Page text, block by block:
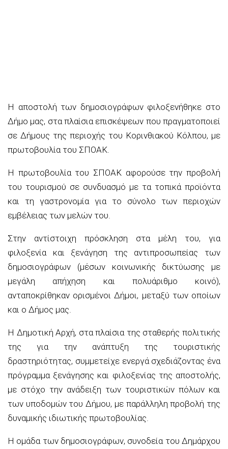
Η αποστολή των δημοσιογράφων φιλοξενήθηκε στο
Δήμο μας, στα πλαίσια επισκέψεων που πραγματοποιεί
σε Δήμους της περιοχής του Κορινθιακού Κόλπου, με
πρωτοβουλία του ΣΠΟΑΚ.
Η πρωτοβουλία του ΣΠΟΑΚ αφορούσε την προβολή
του τουρισμού σε συνδυασμό με τα τοπικά προϊόντα
και τη γαστρονομία για το σύνολο των περιοχών
εμβέλειας των μελών του.
Στην αντίστοιχη πρόσκληση στα μέλη του, για
φιλοξενία και ξενάγηση της αντιπροσωπείας των
δημοσιογράφων (μέσων κοινωνικής δικτύωσης με
μεγάλη απήχηση και πολυάριθμο κοινό),
ανταποκρίθηκαν ορισμένοι Δήμοι, μεταξύ των οποίων
και ο Δήμος μας.
Η Δημοτική Αρχή, στα πλαίσια της σταθερής πολιτικής
της για την ανάπτυξη της τουριστικής
δραστηριότητας, συμμετείχε ενεργά σχεδιάζοντας ένα
πρόγραμμα ξενάγησης και φιλοξενίας της αποστολής,
με στόχο την ανάδειξη των τουριστικών πόλων και
των υποδομών του Δήμου, με παράλληλη προβολή της
δυναμικής ιδιωτικής πρωτοβουλίας.
Η ομάδα των δημοσιογράφων, συνοδεία του Δημάρχου